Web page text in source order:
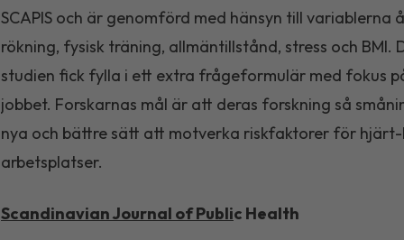
SCAPIS och är genomförd med hänsyn till variablerna
rökning, fysisk träning, allmäntillstånd, stress och BMI.
studien fick fylla i ett extra frågeformulär med fokus
jobbet. Forskarnas mål är att deras forskning så
nya och bättre sätt att motverka riskfaktorer för
arbetsplatser.
Scandinavian Journal of Public Health